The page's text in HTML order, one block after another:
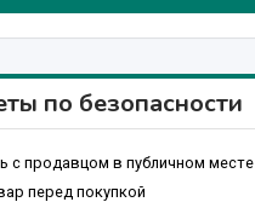
по безопасности
с продавцом в публичном месте
перед покупкой